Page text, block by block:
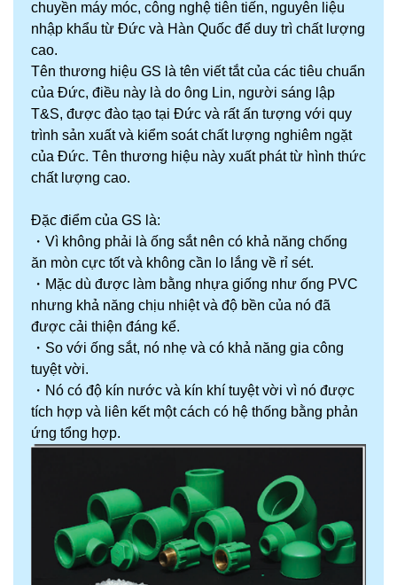
chuyền máy móc, công nghệ tiên tiến, nguyên liệu
nhập khẩu từ Đức và Hàn Quốc để duy trì chất lượng
cao.
Tên thương hiệu GS là tên viết tắt của các tiêu chuẩn
của Đức, điều này là do ông Lin, người sáng lập
T&S, được đào tạo tại Đức và rất ấn tượng với quy
trình sản xuất và kiểm soát chất lượng nghiêm ngặt
của Đức. Tên thương hiệu này xuất phát từ hình thức
chất lượng cao.
Đặc điểm của GS là:
・ Vì không phải là ống sắt nên có khả năng chống
ăn mòn cực tốt và không cần lo lắng về rỉ sét.
・ Mặc dù được làm bằng nhựa giống như ống PVC
nhưng khả năng chịu nhiệt và độ bền của nó đã
được cải thiện đáng kể.
・ So với ống sắt, nó nhẹ và có khả năng gia công
tuyệt vời.
・ Nó có độ kín nước và kín khí tuyệt vời vì nó được
tích hợp và liên kết một cách có hệ thống bằng phản
ứng tổng hợp.